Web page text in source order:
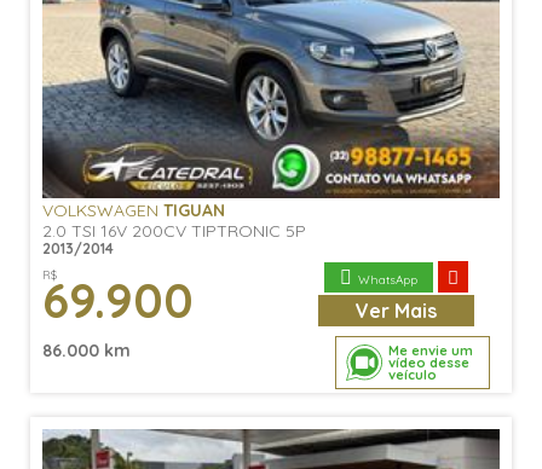
Me envie um
vídeo desse
veículo
VOLKSWAGEN TIGUAN
2.0 TSI 16V 200CV TIPTRONIC 5P
2013/2014
R$
69.900 WhatsApp
Ver Mais
86.000 km